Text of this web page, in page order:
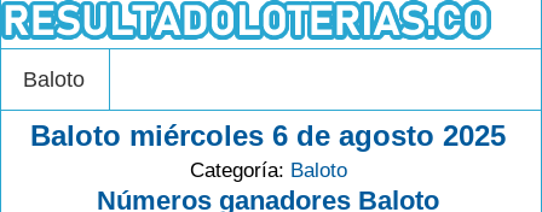
Baloto
Baloto miércoles 6 de agosto 2025
Categoría: Baloto
Números ganadores Baloto